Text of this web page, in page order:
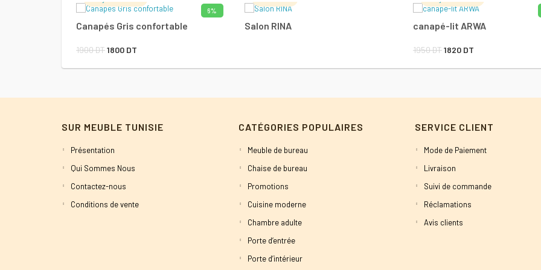
6%
Canapés Gris confortable
1900DTLe
prix
1800 DT
prix
AJOUTER AU PANIER
Salon RINA canapé-lit ARWA
1950DTLe
prix
1820 DT
prix
AJOUTER AU
SUR MEUBLE TUNISIE
Présentation
Qui Sommes Nous
Contactez-nous
Conditions de vente
CATÉGORIES POPULAIRES
Meuble de bureau
Chaise de bureau
Promotions
Cuisine moderne
Chambre adulte
Porte d’entrée
Porte d’intérieur
SERVICE CLIENT
Mode de Paiement
Livraison
Suivi de commande
Réclamations
Avis clients